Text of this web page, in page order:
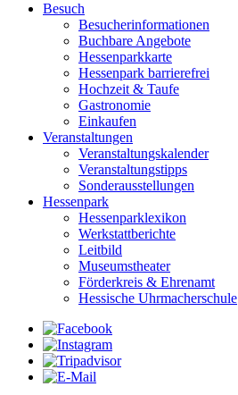
Besuch
Besucherinformationen
Buchbare Angebote
Hessenparkkarte
Hessenpark barrierefrei
Hochzeit & Taufe
Gastronomie
Einkaufen
Veranstaltungen
Veranstaltungskalender
Veranstaltungstipps
Sonderausstellungen
Hessenpark
Hessenparklexikon
Werkstattberichte
Leitbild
Museumstheater
Förderkreis & Ehrenamt
Hessische Uhrmacherschule